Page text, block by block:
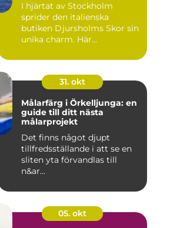
I hjärtat av Stockholm
sprider den italienska
butiken Djursholms Skor sin
unika charm. Här...
31. okt
Målarfärg i Örkelljunga: en
guide till ditt nästa
målarprojekt
Det finns något djupt
tillfredsställande i att se en
sliten yta förvandlas till
n&ar...
05. okt